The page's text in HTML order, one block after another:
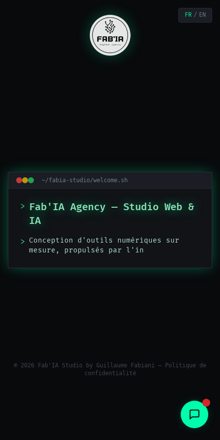
FR / EN
~/fabia-studio/welcome.sh
> Fab'IA Agency — Studio Web &
IA
> Conception d'outils numériques sur
mesure, propulsés par l'ingén
© 2026 Fab'IA Studio by Guillaume Fabiani —
Politique de
confidentialité